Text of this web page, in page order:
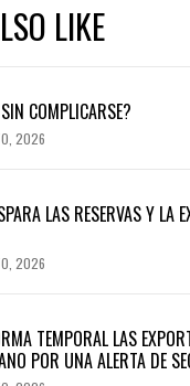
LIKE
COMPLICARSE?
2026
LAS RESERVAS Y LA
2026
TEMPORAL LAS
POR UNA ALERTA DE